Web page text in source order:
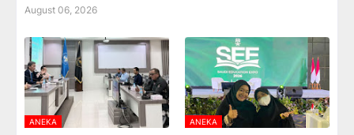
August 06, 2026
ANEKA ANEKA